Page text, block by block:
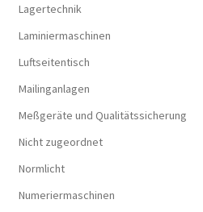
Lagertechnik
Laminiermaschinen
Luftseitentisch
Mailinganlagen
Meßgeräte und Qualitätssicherung
Nicht zugeordnet
Normlicht
Numeriermaschinen